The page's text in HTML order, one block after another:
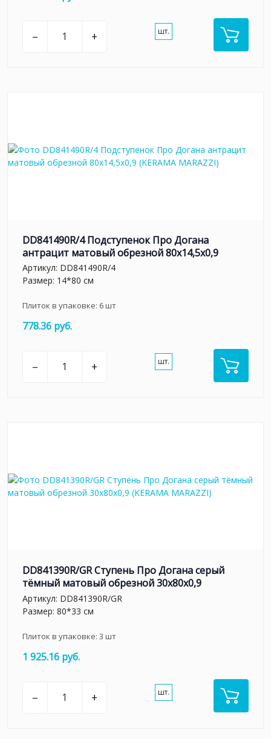
– + шт.
DD841490R/4 Подступенок Про Догана
антрацит матовый обрезной 80x14,5x0,9
Артикул: DD841490R/4
Размер: 14*80 см
Плиток в упаковке: 6шт
778.36 руб.
– + шт.
DD841390R/GR Ступень Про Догана серый
тёмный матовый обрезной 30x80x0,9
Артикул: DD841390R/GR
Размер: 80*33 см
Плиток в упаковке: 3 шт
1 925.16 руб.
– + шт.